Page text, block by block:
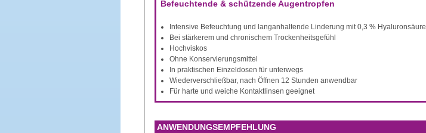
Befeuchtende & schützende Augentropfen
Intensive Befeuchtung und langanhaltende Linderung mit 0,3 % Hyaluronsäure
Bei stärkerem und chronischem Trockenheitsgefühl
Hochviskos
Ohne Konservierungsmittel
In praktischen Einzeldosen für unterwegs
Wiederverschließbar, nach Öffnen 12 Stunden anwendbar
Für harte und weiche Kontaktlinsen geeignet
ANWENDUNGSEMPFEHLUNG